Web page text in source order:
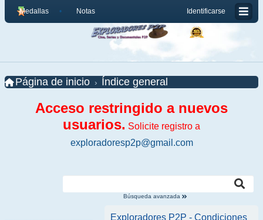
Identificarse
Medallas Notas
Página de inicio Índice general
Acceso restringido a nuevos
usuarios. Solicite registro a
exploradoresp2p@gmail.com
Búsqueda avanzada
Exploradores P2P - Condiciones